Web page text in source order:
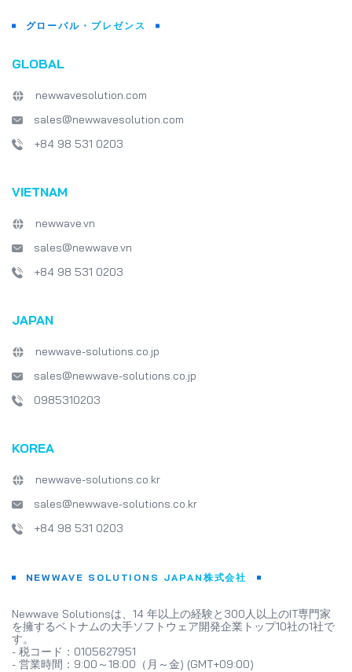
グローバル・プレゼンス
GLOBAL
newwavesolution.com
sales@newwavesolution.com
+84 98 531 0203
VIETNAM
newwave.vn
sales@newwave.vn
+84 98 531 0203
JAPAN
newwave-solutions.co.jp
sales@newwave-solutions.co.jp
0985310203
KOREA
newwave-solutions.co.kr
sales@newwave-solutions.co.kr
+84 98 531 0203
NEWWAVE SOLUTIONS JAPAN株式会社
Newwave Solutionsは、14 年以上の経験と300人以上のIT専門家
を擁するベトナムの大手ソフトウェア開発企業トップ10社の1社で
す。
- 税コード：0105627951
- 営業時間：9:00～18:00（月～金) (GMT+09:00)